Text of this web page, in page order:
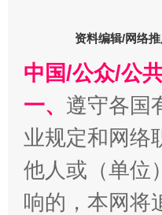
揭开“小金库”的
资料编辑/网络
中国/公众/公
一、 遵守各国
业规定和网络
他人或（单位
响的，本网将